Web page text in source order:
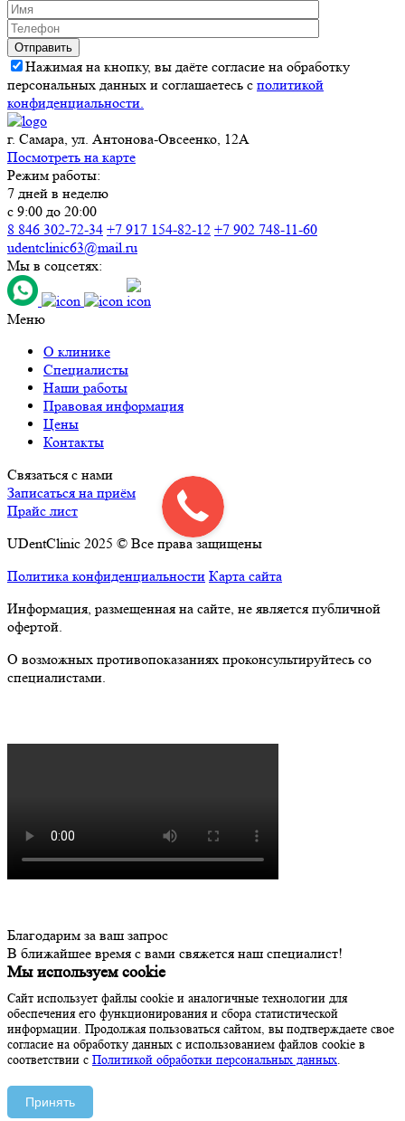
Нажимая на кнопку, вы даёте согласие на обработку
персональных данных и соглашаетесь с политикой
конфиденциальности.
г. Самара, ул. Антонова-Овсеенко, 12А
Посмотреть на карте
Режим работы:
7 дней в неделю
с 9:00 до 20:00
8 846 302-72-34 +7 917 154-82-12 +7 902 748-11-60
udentclinic63@mail.ru
Мы в соцсетях:
Меню
О клинике
Специалисты
Наши работы
Правовая информация
Цены
Контакты
Связаться с нами
Записаться на приём
Прайс лист
UDentClinic 2025 © Все права защищены
Политика конфиденциальности Карта сайта
Информация, размещенная на сайте, не является публичной
офертой.
О возможных противопоказаниях проконсультируйтесь со
специалистами.
Благодарим за ваш запрос
В ближайшее время с вами свяжется наш специалист!
Мы используем cookie
Сайт использует файлы cookie и аналогичные технологии для
обеспечения его функционирования и сбора статистической
информации. Продолжая пользоваться сайтом, вы подтверждаете свое
согласие на обработку данных с использованием файлов cookie в
соответствии с Политикой обработки персональных данных
Принять